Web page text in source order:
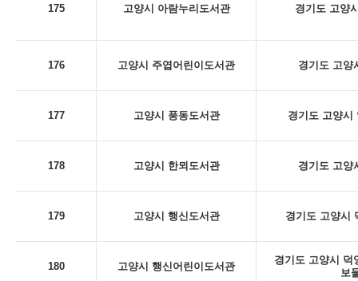
175 고양시 아람누리도서관 경기도 고양
176 고양시 주엽어린이도서관 경기도 고양
177 고양시 풍동도서관 경기도 고양시
178 고양시 한뫼도서관 경기도 고양
179 고양시 행신도서관 경기도 고양시
180 고양시 행신어린이도서관
경기도 고양시 덕
보